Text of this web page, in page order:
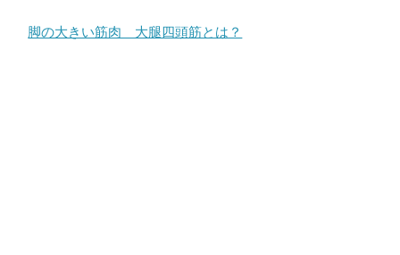
脚の大きい筋肉 大腿四頭筋とは？